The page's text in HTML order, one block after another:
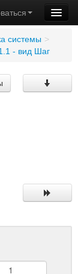
системы >
- вид Шаг